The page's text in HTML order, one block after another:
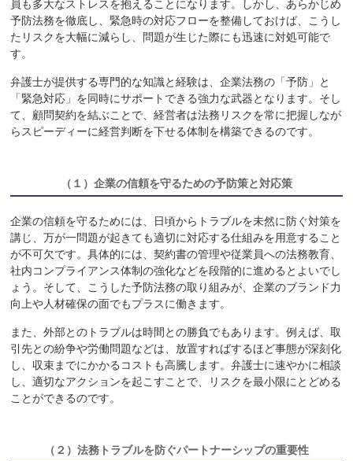
員も多大なストレスを抱えることになります。しかし、あらかじめ
予防法務を徹底し、緊急時の対応フローを整備しておけば、こうし
たリスクを大幅に減らし、問題が生じた際にも迅速に対処可能で
す。
弁護士が提供する専門的な知識と経験は、企業法務の「予防」と
「緊急対応」を同時にサポートできる強力な武器となります。そし
て、顧問契約を結ぶことで、経営者は法務リスクを常に把握しなが
らスピーディーに経営判断を下せる体制を構築できるのです。
（１） 企業の信頼を守るための予防策と対応策
企業の信頼を守るためには、日頃からトラブルを未然に防ぐ対策を
講じ、万が一問題が起きても適切に対応する仕組みを用意すること
が不可欠です。具体的には、契約書の管理や従業員への法務教育、
社内コンプライアンス体制の強化などを段階的に進めるとよいでし
ょう。そして、こうした予防法務の取り組みが、企業のブランド力
向上や人材確保の面でもプラスに働きます。
また、外部とのトラブルは時間との勝負でもあります。例えば、取
引先との紛争や労働問題などは、放置すればするほど事態が深刻化
し、収束までにかかるコストも高騰します。弁護士に速やかに相談
し、適切なアクションを起こすことで、リスクを最小限にとどめる
ことができるのです。
（２） 法務トラブルを防ぐパートナーシップの重要性